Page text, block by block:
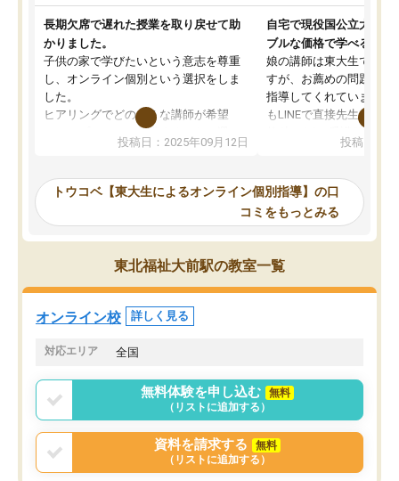
長期欠席で遅れた授業を取り戻せて助
かりました。
子供の家で学びたいという意志を尊重
し、オンライン個別という選択をしま
した。
ヒアリングでどのような講師が希望
か、オプションは付帯するかなど選ぶ
事が出来ました。
ーティングを行い、その講師で良いか
見てから講師を決定する事ができま
す。
うちの子は、初回面談の講師の方で決
オンラインツールを使用した単語帳の
共有があり宿題もそちらで出される形
でした。
言う事で講師変更の申し出があり、あ
まりに短期での変更だった為、塾に通
う事にして退会しました。遅れも取り
戻せ、授業内容や講師の方は良かった
と思います。
投稿日：2025年09月12日
自宅で現役国公立大学生
ブルな価格で学べる
娘の講師は東大生では無
すが、お薦めの問題集や
指導してくれています。
もLINEで直接先生に質問
めれるので、個人に合
いなのがあり(有料)、受
ことをどんなスケジュー
くか相談したのですが、
ち期待したものではなく
内容でした。それでも
やる気も出ましたし、苦
くなってきたようなので
投稿日：
トウコベ【東大生によるオンライン個別指導】の口
コミをもっとみる
東北福祉大前駅の教室一覧
オンライン校 詳しく見る
対応エリア 全国
無料体験を申し込む
無料
（リストに追加する）
資料を請求する
無料
（リストに追加する）